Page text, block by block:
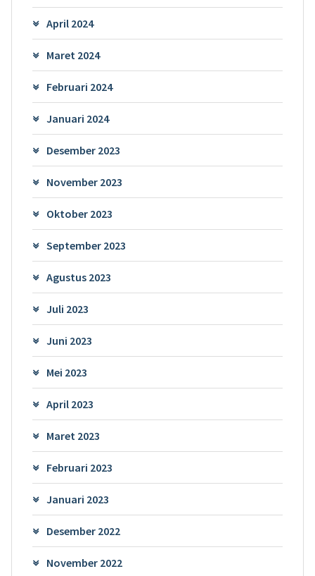
April 2024
Maret 2024
Februari 2024
Januari 2024
Desember 2023
November 2023
Oktober 2023
September 2023
Agustus 2023
Juli 2023
Juni 2023
Mei 2023
April 2023
Maret 2023
Februari 2023
Januari 2023
Desember 2022
November 2022